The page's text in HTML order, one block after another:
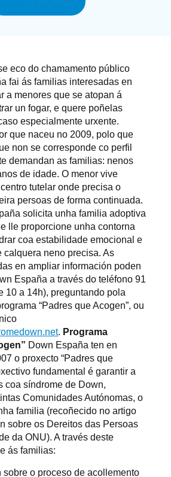
eco do chamamento público
fai ás familias interesadas en
a menores que se atopan á
un fogar, e quere poñelas
especialmente urxente.
que naceu no 2009, polo que
non se corresponde co perfil
demandan as familias: nenos
de idade. O menor vive
tutelar onde precisa o
persoas de forma continuada.
solicita unha familia adoptiva
lle proporcione unha contorna
coa estabilidade emocional e
calquera neno precisa. As
en ampliar información poden
España a través do teléfono 91
10 a 14h), preguntando pola
“Padres que Acogen”, ou
. Programa
Down España ten en
o proxecto “Padres que
fundamental é garantir a
coa síndrome de Down,
Comunidades Autónomas, o
familia (recoñecido no artigo
sobre os Dereitos das Persoas
da ONU). A través deste
ás familias:
sobre o proceso de acollemento